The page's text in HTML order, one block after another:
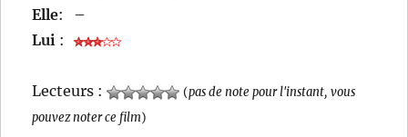
Elle:
–
Lui :
Lecteurs : (pas de note pour l'instant, vous
pouvez noter ce film)